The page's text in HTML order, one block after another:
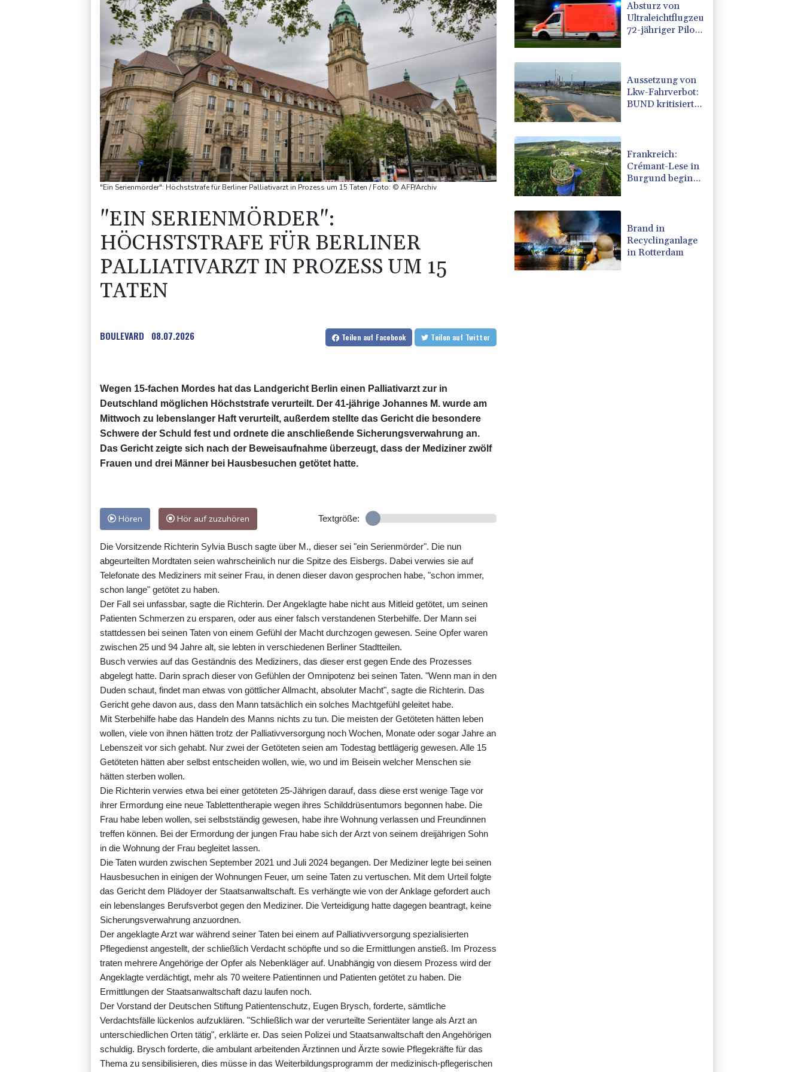
"Ein Serienmörder": Höchststrafe für Berliner Palliativarzt in Prozess um 15 Taten / Foto: © AFP/Archiv
"EIN SERIENMÖRDER":
HÖCHSTSTRAFE FÜR BERLINER
PALLIATIVARZT IN PROZESS UM 15
TATEN
BOULEVARD 08.07.2026 Teilen auf Facebook Teilen auf Twitter
Wegen 15-fachen Mordes hat das Landgericht Berlin einen Palliativarzt zur in
Deutschland möglichen Höchststrafe verurteilt. Der 41-jährige Johannes M. wurde am
Mittwoch zu lebenslanger Haft verurteilt, außerdem stellte das Gericht die besondere
Schwere der Schuld fest und ordnete die anschließende Sicherungsverwahrung an.
Das Gericht zeigte sich nach der Beweisaufnahme überzeugt, dass der Mediziner zwölf
Frauen und drei Männer bei Hausbesuchen getötet hatte.
Hören Hör auf zuzuhören Textgröße:
Die Vorsitzende Richterin Sylvia Busch sagte über M., dieser sei "ein Serienmörder". Die nun
abgeurteilten Mordtaten seien wahrscheinlich nur die Spitze des Eisbergs. Dabei verwies sie auf
Telefonate des Mediziners mit seiner Frau, in denen dieser davon gesprochen habe, "schon immer,
schon lange" getötet zu haben.
Der Fall sei unfassbar, sagte die Richterin. Der Angeklagte habe nicht aus Mitleid getötet, um seinen
Patienten Schmerzen zu ersparen, oder aus einer falsch verstandenen Sterbehilfe. Der Mann sei
stattdessen bei seinen Taten von einem Gefühl der Macht durchzogen gewesen. Seine Opfer waren
zwischen 25 und 94 Jahre alt, sie lebten in verschiedenen Berliner Stadtteilen.
Busch verwies auf das Geständnis des Mediziners, das dieser erst gegen Ende des Prozesses
abgelegt hatte. Darin sprach dieser von Gefühlen der Omnipotenz bei seinen Taten. "Wenn man in den
Duden schaut, findet man etwas von göttlicher Allmacht, absoluter Macht", sagte die Richterin. Das
Gericht gehe davon aus, dass den Mann tatsächlich ein solches Machtgefühl geleitet habe.
Mit Sterbehilfe habe das Handeln des Manns nichts zu tun. Die meisten der Getöteten hätten leben
wollen, viele von ihnen hätten trotz der Palliativversorgung noch Wochen, Monate oder sogar Jahre an
Lebenszeit vor sich gehabt. Nur zwei der Getöteten seien am Todestag bettlägerig gewesen. Alle 15
Getöteten hätten aber selbst entscheiden wollen, wie, wo und im Beisein welcher Menschen sie
hätten sterben wollen.
Die Richterin verwies etwa bei einer getöteten 25-Jährigen darauf, dass diese erst wenige Tage vor
ihrer Ermordung eine neue Tablettentherapie wegen ihres Schilddrüsentumors begonnen habe. Die
Frau habe leben wollen, sei selbstständig gewesen, habe ihre Wohnung verlassen und Freundinnen
treffen können. Bei der Ermordung der jungen Frau habe sich der Arzt von seinem dreijährigen Sohn
in die Wohnung der Frau begleitet lassen.
Die Taten wurden zwischen September 2021 und Juli 2024 begangen. Der Mediziner legte bei seinen
Hausbesuchen in einigen der Wohnungen Feuer, um seine Taten zu vertuschen. Mit dem Urteil folgte
das Gericht dem Plädoyer der Staatsanwaltschaft. Es verhängte wie von der Anklage gefordert auch
ein lebenslanges Berufsverbot gegen den Mediziner. Die Verteidigung hatte dagegen beantragt, keine
Sicherungsverwahrung anzuordnen.
Der angeklagte Arzt war während seiner Taten bei einem auf Palliativversorgung spezialisierten
Pflegedienst angestellt, der schließlich Verdacht schöpfte und so die Ermittlungen anstieß. Im Prozess
traten mehrere Angehörige der Opfer als Nebenkläger auf. Unabhängig von diesem Prozess wird der
Angeklagte verdächtigt, mehr als 70 weitere Patientinnen und Patienten getötet zu haben. Die
Ermittlungen der Staatsanwaltschaft dazu laufen noch.
Der Vorstand der Deutschen Stiftung Patientenschutz, Eugen Brysch, forderte, sämtliche
Verdachtsfälle lückenlos aufzuklären. "Schließlich war der verurteilte Serientäter lange als Arzt an
unterschiedlichen Orten tätig", erklärte er. Das seien Polizei und Staatsanwaltschaft den Angehörigen
schuldig. Brysch forderte, die ambulant arbeitenden Ärztinnen und Ärzte sowie Pflegekräfte für das
Thema zu sensibilisieren, dies müsse in das Weiterbildungsprogramm der medizinisch-pflegerischen
Absturz von
Ultraleichtflugzeug:
72-jähriger Pilot
Aussetzung von
Lkw-Fahrverbot:
BUND kritisiert
Frankreich:
Crémant-Lese in
Burgund beginnt
Brand in
Recyclinganlage
in Rotterdam